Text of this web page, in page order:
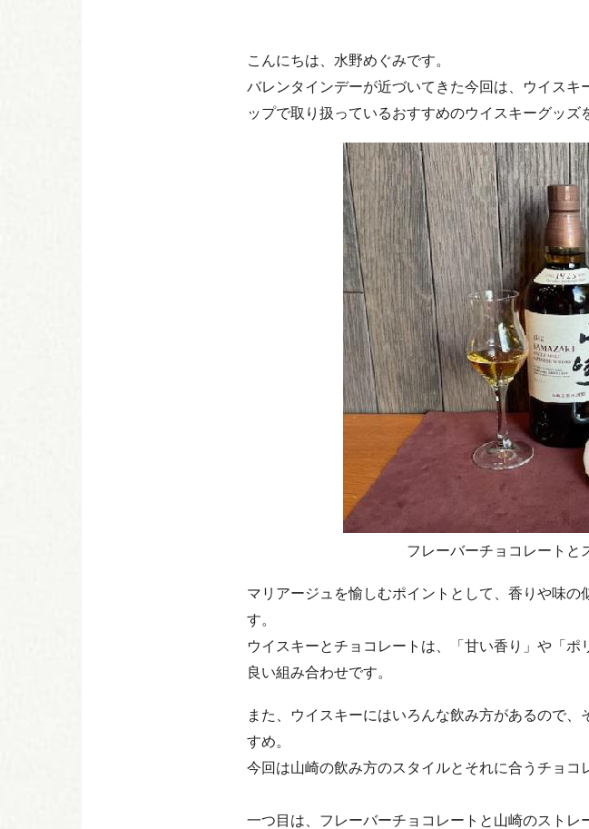
こんにちは、水野めぐみです。
バレンタインデーが近づいてきた今回は、ウイス
ップで取り扱っているおすすめのウイスキーグッズ
フレーバーチョコレートと
マリアージュを愉しむポイントとして、香りや味
す。
ウイスキーとチョコレートは、「甘い香り」や「
良い組み合わせです。
また、ウイスキーにはいろんな飲み方があるので
すめ。
今回は山崎の飲み方のスタイルとそれに合うチョコ
一つ目は、フレーバーチョコレートと山崎のストレ